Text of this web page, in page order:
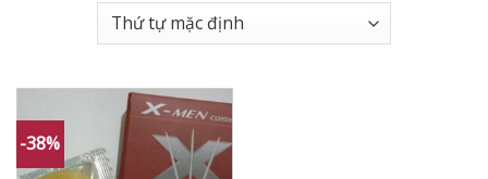
-38%